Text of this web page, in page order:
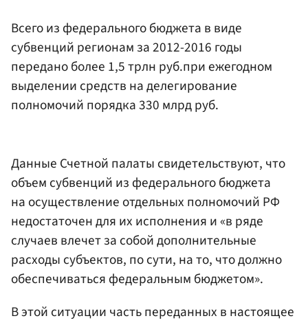
Всего из федерального бюджета в виде
субвенций регионам за 2012-2016 годы
передано более 1,5 трлн руб.при ежегодном
выделении средств на делегирование
полномочий порядка 330 млрд руб.
Данные Счетной палаты свидетельствуют, что
объем субвенций из федерального бюджета
на осуществление отдельных полномочий РФ
недостаточен для их исполнения и «в ряде
случаев влечет за собой дополнительные
расходы субъектов, по сути, на то, что должно
обеспечиваться федеральным бюджетом».
В этой ситуации часть переданных в настоящее